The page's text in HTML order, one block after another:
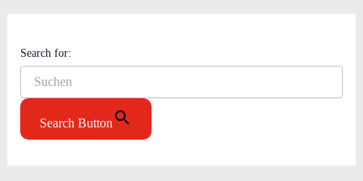
Search for:
Search Button